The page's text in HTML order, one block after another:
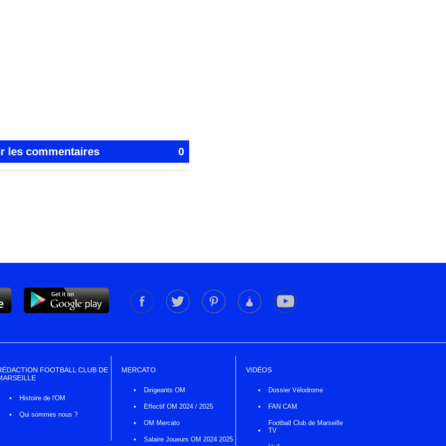
les commentaires 0
FOOTBALL CLUB DE
Histoire de l'OM
Qui sommes nous ?
MERCATO
Dirigeants OM
Effectif OM 2024 / 2025
OM Mercato
Salaire Joueurs OM 2024 2025
VIDÉOS
Dossier Vélodrome
FAN CAM
Football Club de Marseille
TV